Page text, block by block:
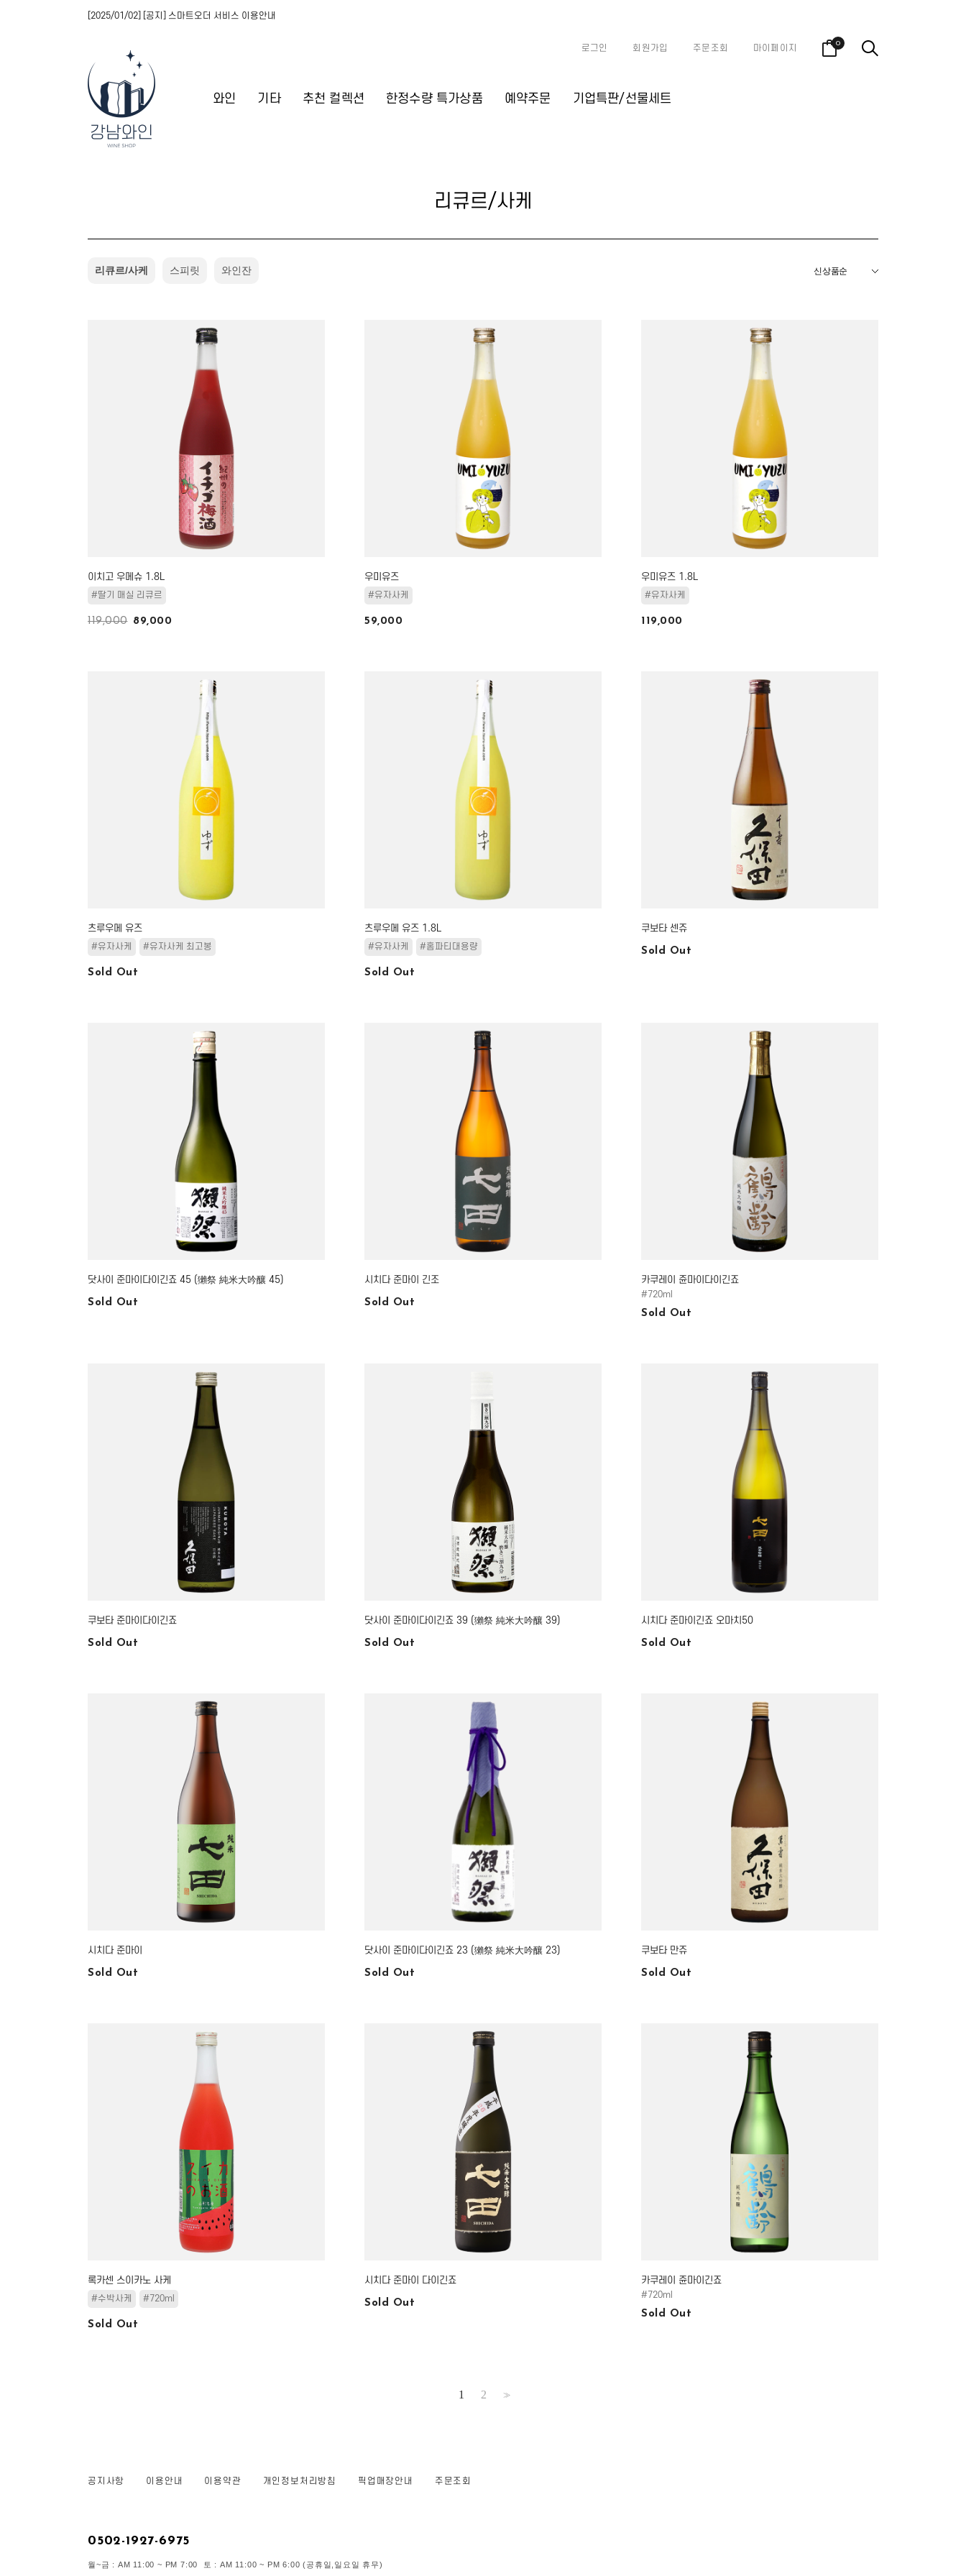
와인 기타 추천 컬렉션 한정수량 특가상품 예약주문 기업특판/선물세트
[2025/01/02] [공지] 스마트오더 서비스 이용안내
로그인 회원가입 주문조회 마이페이지 0
리큐르/사케
리큐르/사케 스피릿 와인잔
이치고 우메슈 1.8L
#딸기 매실 리큐르
119,000 89,000
우미유즈
#유자사케
59,000
우미유즈 1.8L
#유자사케
119,000
츠루우메 유즈
#유자사케 #유자사케 최고봉
Sold Out
츠루우메 유즈 1.8L
#유자사케 #홈파티대용량
Sold Out
쿠보타 센쥬
Sold Out
닷사이 준마이다이긴죠 45 (獺祭 純米大吟釀 45)
Sold Out
시치다 준마이 긴조
Sold Out
카쿠레이 쥰마이다이긴죠
#720ml
Sold Out
쿠보타 준마이다이긴죠
Sold Out
닷사이 준마이다이긴죠 39 (獺祭 純米大吟釀 39)
Sold Out
시치다 준마이긴죠 오마치50
Sold Out
시치다 준마이
Sold Out
닷사이 준마이다이긴죠 23 (獺祭 純米大吟釀 23)
Sold Out
쿠보타 만쥬
Sold Out
록카센 스이카노 사케
#수박사케 #720ml
Sold Out
시치다 준마이 다이긴죠
Sold Out
카쿠레이 쥰마이긴죠
#720ml
Sold Out
1 2 >>
공지사항 이용안내 이용약관 개인정보처리방침 픽업매장안내 주문조회
0502-1927-6975
월~금 : AM 11:00 ~ PM 7:00 토 : AM 11:00 ~ PM 6:00 (공휴일,일요일 휴무)